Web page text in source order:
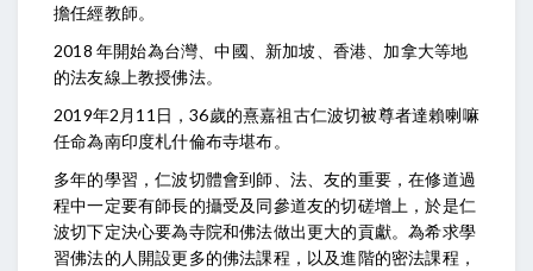
擔任經教師。
2018 年開始為台灣、中國、新加坡、香港、加拿大等地
的法友線上教授佛法。
2019年2月11日，36歲的熹嘉祖古仁波切被尊者達賴喇嘛
任命為南印度札什倫布寺堪布。
多年的學習，仁波切體會到師、法、友的重要，在修道過
程中一定要有師長的攝受及同參道友的切磋增上，於是仁
波切下定決心要為寺院和佛法做出更大的貢獻。為希求學
習佛法的人開設更多的佛法課程，以及進階的密法課程，